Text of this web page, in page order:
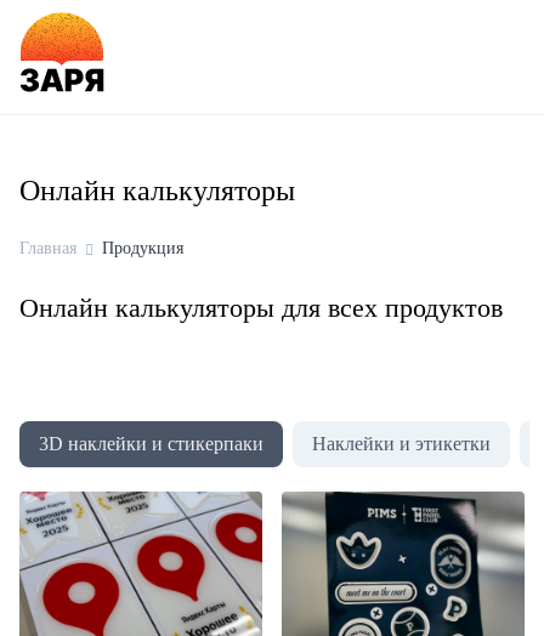
Онлайн калькуляторы
Главная Продукция
Онлайн калькуляторы для всех продуктов
3D наклейки и стикерпаки Наклейки и этикетки